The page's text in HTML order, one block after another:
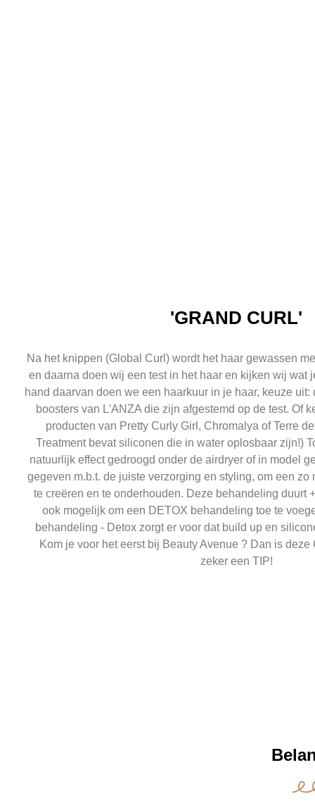
'GRAND CURL'
Na het knippen (Global Curl) wordt het haar gewassen
en daarna doen wij een test in het haar en kijken wij wat
hand daarvan doen we een haarkuur in je haar, keuze uit:
boosters van L'ANZA die zijn afgestemd op de test. Of
producten van Pretty Curly Girl, Chromalya of Terre
Treatment bevat siliconen die in water oplosbaar zijn!)
natuurlijk effect gedroogd onder de airdryer of in model
gegeven m.b.t. de juiste verzorging en styling, om een
te creëren en te onderhouden. Deze behandeling duurt
ook mogelijk om een DETOX behandeling toe te
behandeling - Detox zorgt er voor dat build up en
Kom je voor het eerst bij Beauty Avenue ? Dan is
zeker een TIP!